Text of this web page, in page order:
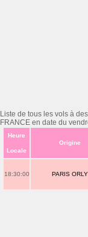
Liste de tous les vols à
FRANCE en date du
Heure
Locale
Origine
18:30:00 PARIS ORLY